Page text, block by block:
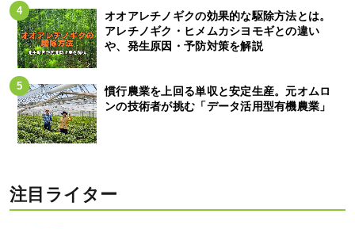
オオアレチノギクの効果的な駆除方法とは。
アレチノギク・ヒメムカシヨモギとの違い
や、発生原因・予防対策を解説
慣行農業を上回る単収と安定生産。元オムロ
ンの技術者が挑む「データ活用型有機農業」
注目ライター